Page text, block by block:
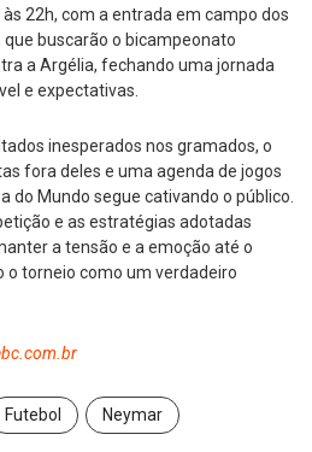
22h, com a entrada em campo dos
buscarão o bicampeonato
a Argélia, fechando uma jornada
e expectativas.
inesperados nos gramados, o
fora deles e uma agenda de jogos
do Mundo segue cativando o público.
e as estratégias adotadas
a tensão e a emoção até o
torneio como um verdadeiro
Futebol Neymar